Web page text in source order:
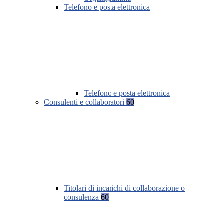
Telefono e posta elettronica
Telefono e posta elettronica
Consulenti e collaboratori 60
Titolari di incarichi di collaborazione o
consulenza 60